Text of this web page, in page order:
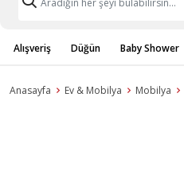
Alışveriş Düğün Baby Shower
Anasayfa Ev & Mobilya Mobilya